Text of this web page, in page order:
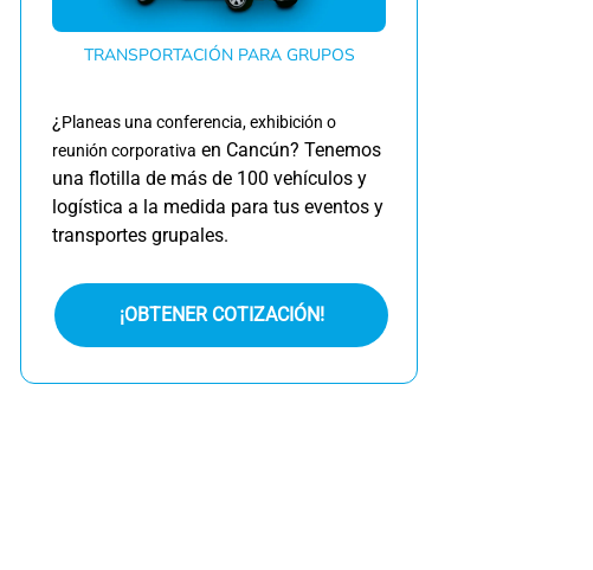
TRANSPORTACIÓN PARA GRUPOS
¿ Planeas una conferencia, exhibición o
reunión corporativa en Cancún? Tenemos
una flotilla de más de 100 vehículos y
logística a la medida para tus eventos y
transportes grupales.
¡OBTENER COTIZACIÓN!